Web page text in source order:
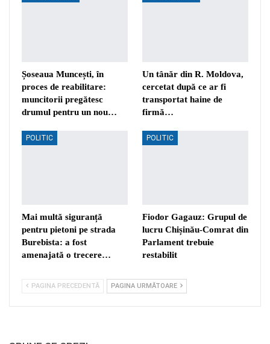
Șoseaua Muncești, în
proces de reabilitare:
muncitorii pregătesc
drumul pentru un nou…
Un tânăr din R. Moldova,
cercetat după ce ar fi
transportat haine de
firmă…
POLITIC
Mai multă siguranță
pentru pietoni pe strada
Burebista: a fost
amenajată o trecere…
POLITIC
Fiodor Gagauz: Grupul de
lucru Chișinău-Comrat din
Parlament trebuie
restabilit
PAGINA PRECEDENTĂ PAGINA URMĂTOARE